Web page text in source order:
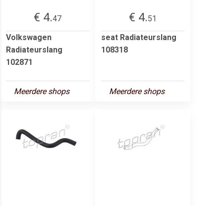
€ 4.47
Volkswagen
Radiateurslang
102871
Meerdere shops
€ 4.51
seat Radiateurslang
108318
Meerdere shops